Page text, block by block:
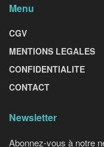
Menu
CGV
MENTIONS LEGALES
CONFIDENTIALITE
CONTACT
Newsletter
Abonnez-vous à notre